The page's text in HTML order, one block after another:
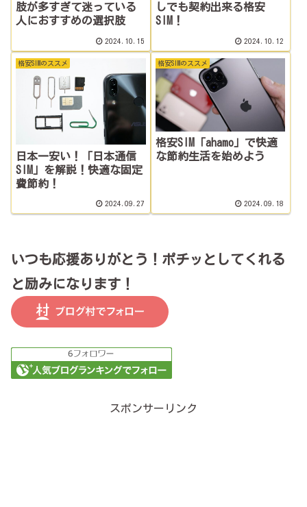
肢が多すぎて迷っている
人におすすめの選択肢
2024.10.15
しでも契約出来る格安
SIM！
2024.10.12
格安SIMのススメ
日本一安い！「日本通信
SIM」を解説！快適な固定
費節約！
2024.09.27
格安SIMのススメ
格安SIM「ahamo」で快適
な節約生活を始めよう
2024.09.18
いつも応援ありがとう！ポチッとしてくれる
と励みになります！
スポンサーリンク